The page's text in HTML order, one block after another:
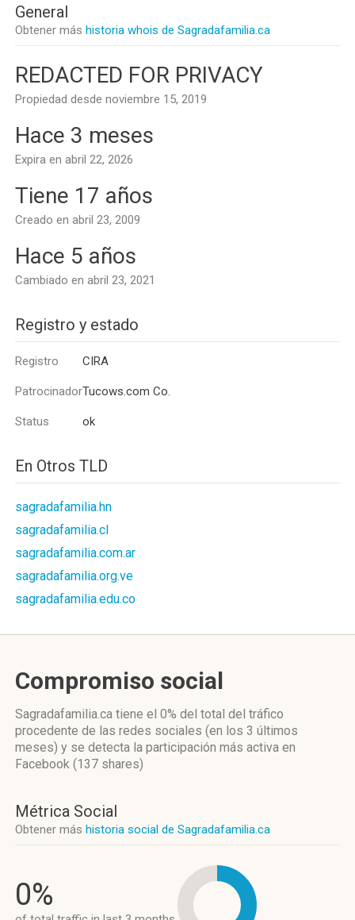
General
Obtener más historia whois de Sagradafamilia.ca
REDACTED FOR PRIVACY
Propiedad desde noviembre 15, 2019
Hace 3 meses
Expira en abril 22, 2026
Tiene 17 años
Creado en abril 23, 2009
Hace 5 años
Cambiado en abril 23, 2021
Registro y estado
Registro CIRA
PatrocinadorTucows.com Co.
Status ok
En Otros TLD
sagradafamilia.hn
sagradafamilia.cl
sagradafamilia.com.ar
sagradafamilia.org.ve
sagradafamilia.edu.co
Compromiso social
Sagradafamilia.ca tiene el 0% del total del tráfico
procedente de las redes sociales (en los 3 últimos
meses) y se detecta la participación más activa en
Facebook (137 shares)
Métrica Social
Obtener más historia social de Sagradafamilia.ca
0%